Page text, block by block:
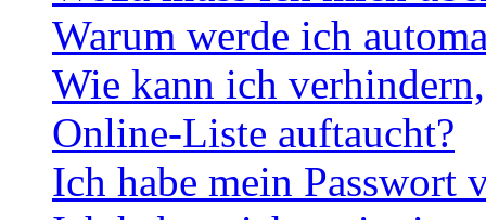
Warum werde ich
Wie kann ich
Online-Liste auftaucht?
Ich habe mein Passwort